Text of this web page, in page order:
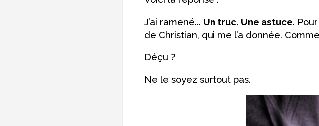
J’ai ramené... Un truc. Une astuce.
de Christian, qui me l’a donnée.
Déçu ?
Ne le soyez surtout pas.